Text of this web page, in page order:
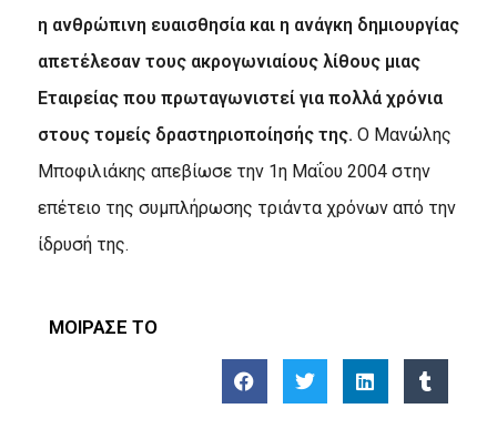
η ανθρώπινη ευαισθησία και η ανάγκη δημιουργίας
απετέλεσαν τους ακρογωνιαίους λίθους μιας
Eταιρείας που πρωταγωνιστεί για πολλά χρόνια
στους τομείς δραστηριοποίησής της. Ο Μανώλης
Μποφιλιάκης απεβίωσε την 1η Μαΐου 2004 στην
επέτειο της συμπλήρωσης τριάντα χρόνων από την
ίδρυσή της.
ΜΟΙΡΑΣΕ ΤΟ